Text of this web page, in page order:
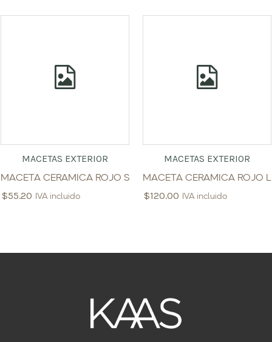
MACETAS EXTERIOR
MACETA CERAMICA ROJO S
$55.20 IVA incluido
MACETAS EXTERIOR
MACETA CERAMICA ROJO L
$120.00 IVA incluido